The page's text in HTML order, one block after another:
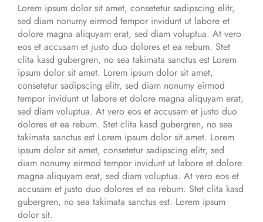
Lorem ipsum dolor sit amet, consetetur sadipscing elitr,
sed diam nonumy eirmod tempor invidunt ut labore et
dolore magna aliquyam erat, sed diam voluptua. At vero
eos et accusam et justo duo dolores et ea rebum. Stet
clita kasd gubergren, no sea takimata sanctus est Lorem
ipsum dolor sit amet. Lorem ipsum dolor sit amet,
consetetur sadipscing elitr, sed diam nonumy eirmod
tempor invidunt ut labore et dolore magna aliquyam erat,
sed diam voluptua. At vero eos et accusam et justo duo
dolores et ea rebum. Stet clita kasd gubergren, no sea
takimata sanctus est Lorem ipsum dolor sit amet. Lorem
ipsum dolor sit amet, consetetur sadipscing elitr, sed
diam nonumy eirmod tempor invidunt ut labore et dolore
magna aliquyam erat, sed diam voluptua. At vero eos et
accusam et justo duo dolores et ea rebum. Stet clita kasd
gubergren, no sea takimata sanctus est. Lorem ipsum
dolor sit.